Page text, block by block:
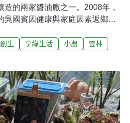
的兩家醬油廠之一。2008年，
吳國賓因健康與家庭因素返鄉，
以本土黑豆、自然湖鹽，在陶缸
以上熟成。這份「慢」與
走向國際，為斗六這片土地留下
高壓到慢釀：健康與家業的轉折
的路上。童年時，他其實未在工
深，倒是豆漿煮滾的香氣更為熟
生 享綠生活 小農
雲林